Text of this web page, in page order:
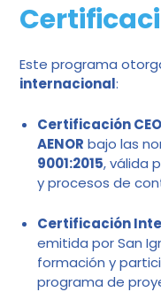
Este programa
internacional:
Certificación
AENOR bajo las
9001:2015, válida
y procesos de
Certificación
emitida por San
formación y
programa de